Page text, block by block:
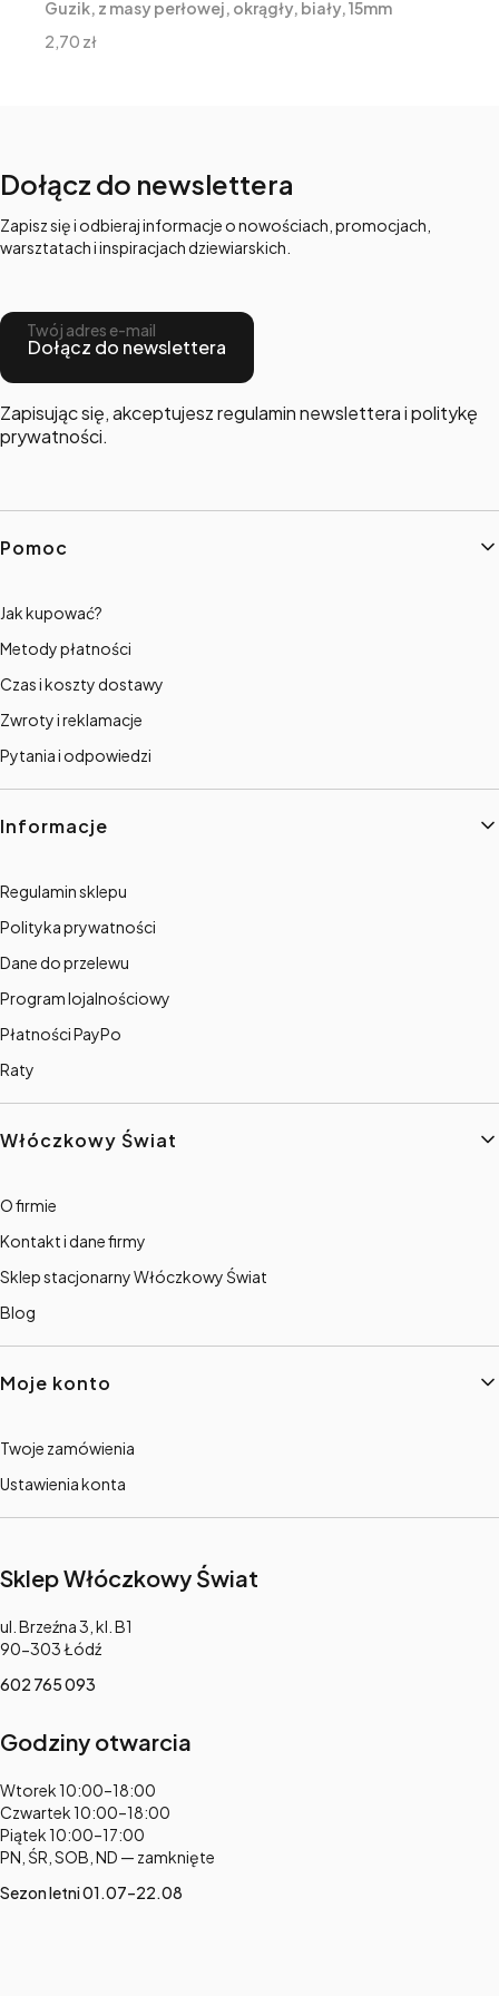
Guzik, z masy perłowej, okrągły, biały, 15mm
Cena
2,70 zł
Dołącz do newslettera
Zapisz się i odbieraj informacje o nowościach, promocjach,
warsztatach i inspiracjach dziewiarskich.
Twój adres e-mail
Dołącz do newslettera
Zapisując się, akceptujesz regulamin newslettera i politykę
prywatności.
Linki w stopce
Pomoc
Jak kupować?
Metody płatności
Czas i koszty dostawy
Zwroty i reklamacje
Pytania i odpowiedzi
Informacje
Regulamin sklepu
Polityka prywatności
Dane do przelewu
Program lojalnościowy
Płatności PayPo
Raty
Włóczkowy Świat
O firmie
Kontakt i dane firmy
Sklep stacjonarny Włóczkowy Świat
Blog
Moje konto
Twoje zamówienia
Ustawienia konta
Sklep Włóczkowy Świat
Adres:
ul. Brzeźna 3, kl. B1
90-303 Łódź
602 765 093
Godziny otwarcia
Adres:
Wtorek 10:00–18:00
Czwartek 10:00–18:00
Piątek 10:00–17:00
PN, ŚR, SOB, ND — zamknięte
Sezon letni 01.07–22.08